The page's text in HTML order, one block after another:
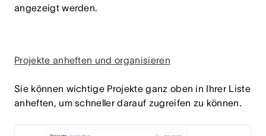
angezeigt werden.
Projekte anheften und organisieren
Sie können wichtige Projekte ganz oben in Ihrer Liste
anheften, um schneller darauf zugreifen zu können.